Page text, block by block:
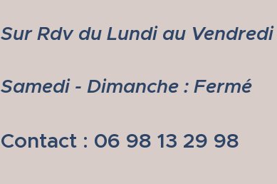
Sur Rdv du Lundi au Vendredi
Samedi - Dimanche : Fermé
Contact : 06 98 13 29 98